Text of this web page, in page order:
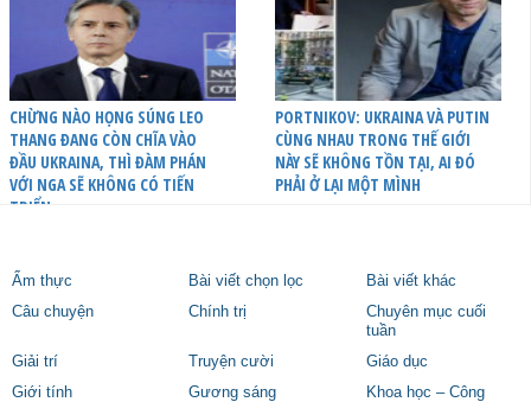
CHỪNG NÀO HỌNG SÚNG LEO
THANG ĐANG CÒN CHĨA VÀO
ĐẦU UKRAINA, THÌ ĐÀM PHÁN
VỚI NGA SẼ KHÔNG CÓ TIẾN
TRIỂN
PORTNIKOV: UKRAINA VÀ PUTIN
CÙNG NHAU TRONG THẾ GIỚI
NÀY SẼ KHÔNG TỒN TẠI, AI ĐÓ
PHẢI Ở LẠI MỘT MÌNH
Ẩm thực Bài viết chọn lọc
Bài viết khác
Câu chuyện
Chính trị
Chuyên mục cuối
tuần
Giải trí
Truyện cười
Giáo dục
Giới tính
Gương sáng
Khoa học – Công